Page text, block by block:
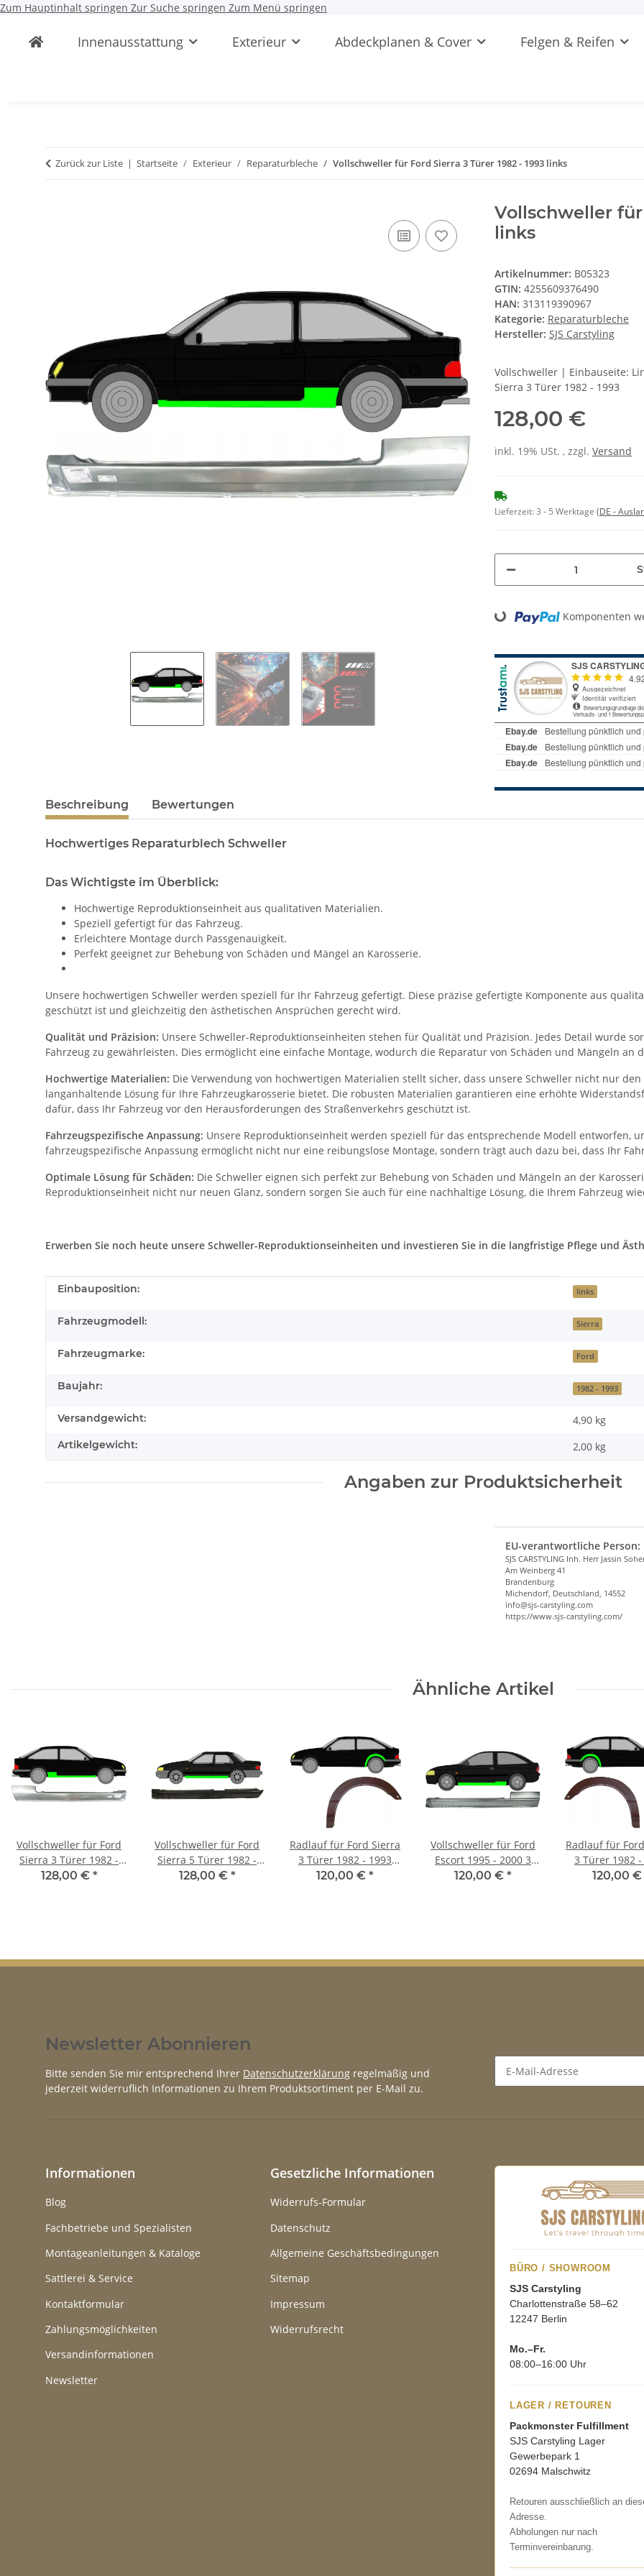
Zum Hauptinhalt springen Zur Suche springen Zum Menü springen
Innenausstattung Exterieur Abdeckplanen & Cover Felgen & Reifen
Zurück zur Liste Startseite Exterieur Reparaturbleche Vollschweller für Ford Sierra 3 Türer 1982 - 1993 links
Vollschweller für
links
Artikelnummer: B05323
GTIN: 4255609376490
HAN: 313119390967
Kategorie: Reparaturbleche
Hersteller: SJS Carstyling
Vollschweller | Einbauseite:
Sierra 3 Türer 1982 - 1993
128,00 €
inkl. 19% USt. , zzgl. Versand
Lieferzeit:3 - 5 Werktage (DE -
Loading... Komponenten
Beschreibung Bewertungen
Hochwertiges Reparaturblech Schweller
Das Wichtigste im Überblick:
Hochwertige Reproduktionseinheit aus qualitativen Materialien.
Speziell gefertigt für das Fahrzeug.
Erleichtere Montage durch Passgenauigkeit.
Perfekt geeignet zur Behebung von Schäden und Mängel an Karosserie.
Unsere hochwertigen Schweller werden speziell für Ihr Fahrzeug gefertigt. Diese präzise gefertigte Komponente aus
geschützt ist und gleichzeitig den ästhetischen Ansprüchen gerecht wird.
Qualität und Präzision: Unsere Schweller-Reproduktionseinheiten stehen für Qualität und Präzision. Jedes Detail wurde
Fahrzeug zu gewährleisten. Dies ermöglicht eine einfache Montage, wodurch die Reparatur von Schäden und Mängeln an
Hochwertige Materialien: Die Verwendung von hochwertigen Materialien stellt sicher, dass unsere Schweller nicht nur
langanhaltende Lösung für Ihre Fahrzeugkarosserie bietet. Die robusten Materialien garantieren eine erhöhte
dafür, dass Ihr Fahrzeug vor den Herausforderungen des Straßenverkehrs geschützt ist.
Fahrzeugspezifische Anpassung: Unsere Reproduktionseinheit werden speziell für das entsprechende Modell entworfen,
fahrzeugspezifische Anpassung ermöglicht nicht nur eine reibungslose Montage, sondern trägt auch dazu bei, dass Ihr
Optimale Lösung für Schäden: Die Schweller eignen sich perfekt zur Behebung von Schäden und Mängeln an der
Reproduktionseinheit nicht nur neuen Glanz, sondern sorgen Sie auch für eine nachhaltige Lösung, die Ihrem Fahrzeug
Erwerben Sie noch heute unsere Schweller-Reproduktionseinheiten und investieren Sie in die langfristige Pflege und
Produkteigenschaft
Wert
Einbauposition: links
Fahrzeugmodell: Sierra
Fahrzeugmarke: Ford
Baujahr: 1982 - 1993
Versandgewicht: 4,90 kg
Artikelgewicht: 2,00 kg
Angaben zur Produktsicherheit
EU-verantwortliche Person:
SJS CARSTYLING Inh. Herr Jassin
Am Weinberg 41
Brandenburg
Michendorf, Deutschland, 14552
info@sjs-carstyling.com
https://www.sjs-carstyling.com/
Ähnliche Artikel
Vollschweller für Ford
Sierra 3 Türer 1982 -
1993 rechts
128,00 € *
Vollschweller für Ford
Sierra 5 Türer 1982 -
1993 links
128,00 € *
Radlauf für Ford Sierra
3 Türer 1982 - 1993
links
120,00 € *
Vollschweller für Ford
Escort 1995 - 2000 3
Türer links
120,00 € *
Radlauf für
3 Türer 1982 -
rechts
120,00 €
Newsletter Abonnieren
Bitte senden Sie mir entsprechend Ihrer Datenschutzerklärung regelmäßig und
jederzeit widerruflich Informationen zu Ihrem Produktsortiment per E-Mail zu.
Informationen
Blog
Fachbetriebe und Spezialisten
Montageanleitungen & Kataloge
Sattlerei & Service
Kontaktformular
Zahlungsmöglichkeiten
Versandinformationen
Newsletter
Gesetzliche Informationen
Widerrufs-Formular
Datenschutz
Allgemeine Geschäftsbedingungen
Sitemap
Impressum
Widerrufsrecht
BÜRO / SHOWROOM
SJS Carstyling
Charlottenstraße 58–62
12247 Berlin
Mo.–Fr.
08:00–16:00 Uhr
LAGER / RETOUREN
Packmonster Fulfillment
SJS Carstyling Lager
Gewerbepark 1
02694 Malschwitz
Retouren ausschließlich an
Adresse.
Abholungen nur nach
Terminvereinbarung.